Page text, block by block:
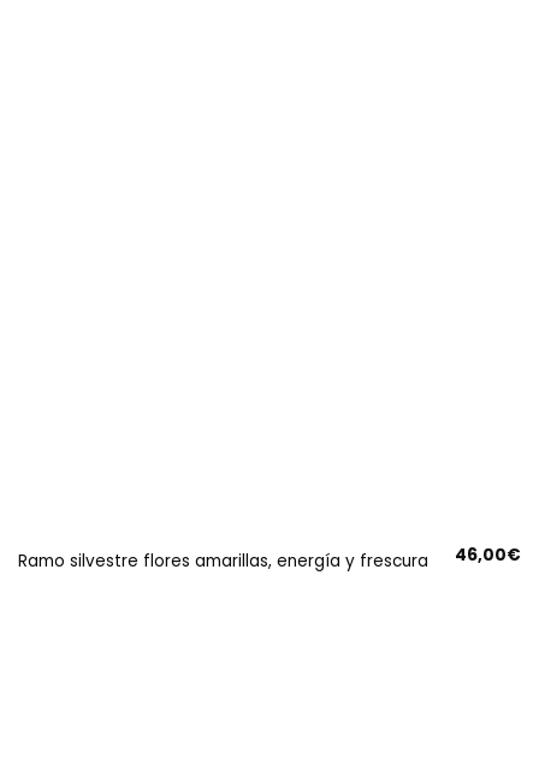
Ramo silvestre flores amarillas, energía y frescura 46,00€